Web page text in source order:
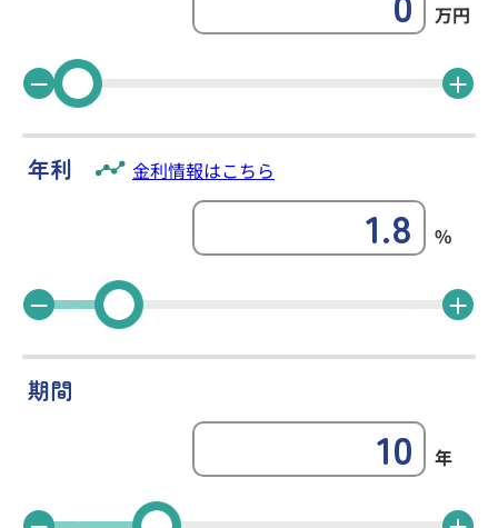
万円
年利 金利情報はこちら
%
期間
年